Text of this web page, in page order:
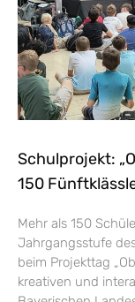
Schulprojekt:
150
Mehr als 150
Jahrgangsstufe
beim Projekttag
kreativen und